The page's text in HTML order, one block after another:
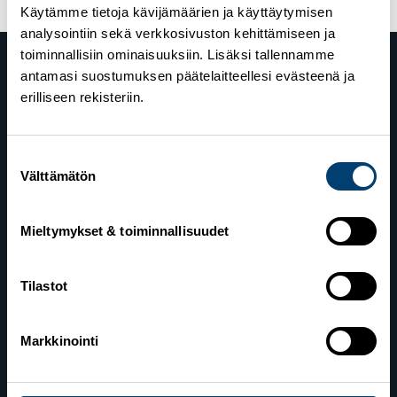
Käytämme tietoja kävijämäärien ja käyttäytymisen
analysointiin sekä verkkosivuston kehittämiseen ja
toiminnallisiin ominaisuuksiin. Lisäksi tallennamme
antamasi suostumuksen päätelaitteellesi evästeenä ja
erilliseen rekisteriin.
valinta
Välttämätön
Mieltymykset & toiminnallisuudet
Tilastot
Markkinointi
Valimotie 10
00380 Helsinki